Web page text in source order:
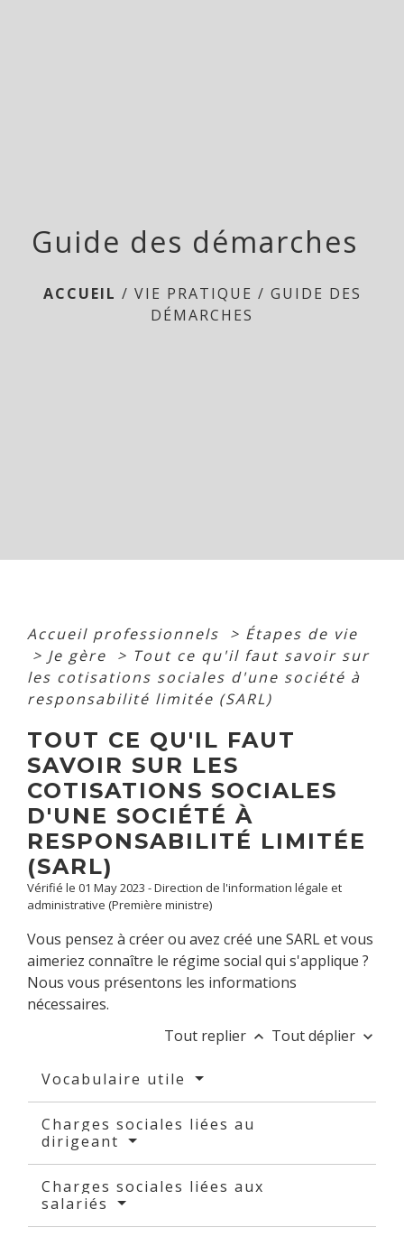
Guide des démarches
ACCUEIL / VIE PRATIQUE / GUIDE DES
DÉMARCHES
Accueil professionnels > Étapes de vie
> Je gère > Tout ce qu'il faut savoir sur
les cotisations sociales d'une société à
responsabilité limitée (SARL)
TOUT CE QU'IL FAUT
SAVOIR SUR LES
COTISATIONS SOCIALES
D'UNE SOCIÉTÉ À
RESPONSABILITÉ LIMITÉE
(SARL)
Vérifié le 01 May 2023 - Direction de l'information légale et
administrative (Première ministre)
Vous pensez à créer ou avez créé une SARL et vous
aimeriez connaître le régime social qui s'applique ?
Nous vous présentons les informations
nécessaires.
Tout replier keyboard_arrow_up Tout déplier keyboard_arrow_down
Vocabulaire utile
Charges sociales liées au
dirigeant
Charges sociales liées aux
salariés